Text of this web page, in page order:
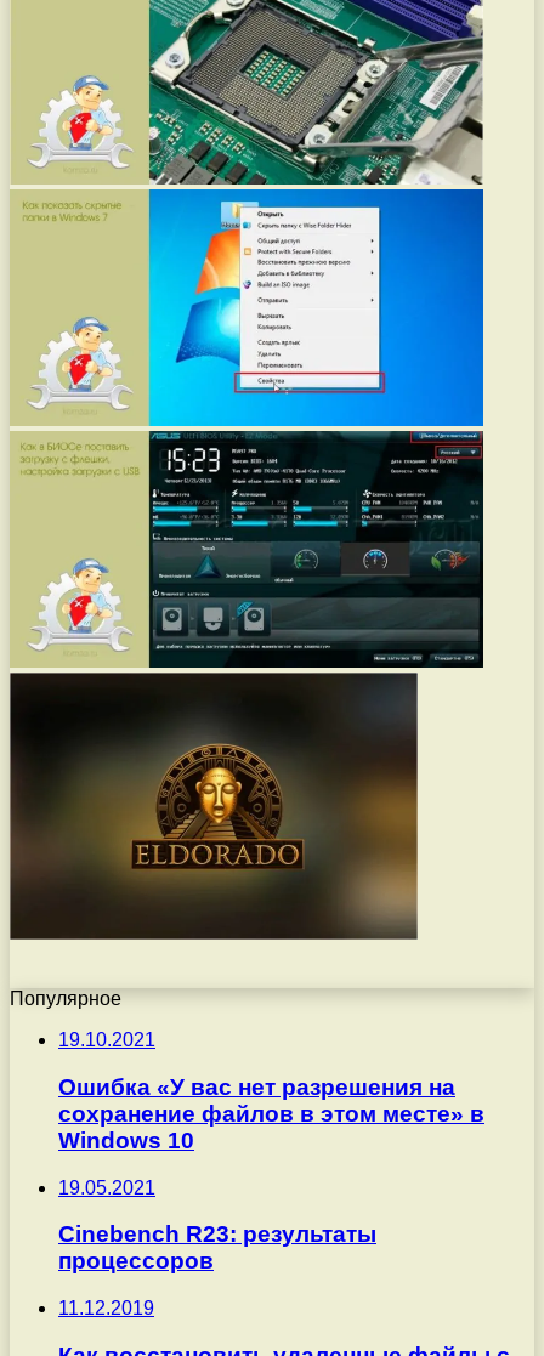
Популярное
19.10.2021
Ошибка «У вас нет разрешения на
сохранение файлов в этом месте» в
Windows 10
19.05.2021
Cinebench R23: результаты
процессоров
11.12.2019